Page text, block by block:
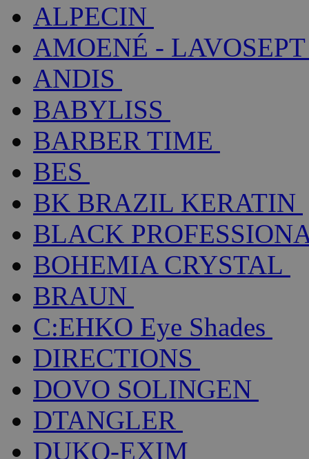
ALPECIN
AMOENÉ - LAVOSEPT
ANDIS
BABYLISS
BARBER TIME
BES
BK BRAZIL KERATIN
BLACK
BOHEMIA CRYSTAL
BRAUN
C:EHKO Eye Shades
DIRECTIONS
DOVO SOLINGEN
DTANGLER
DUKO-EXIM